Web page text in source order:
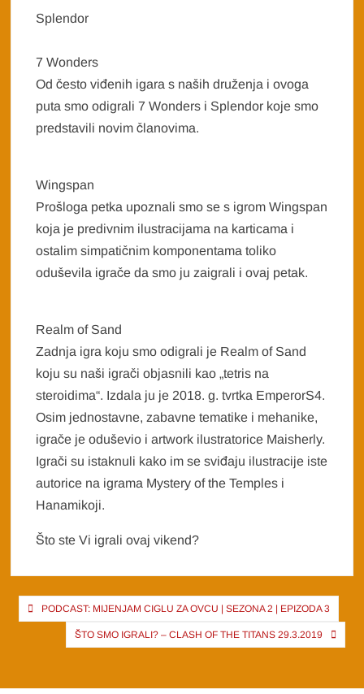
Splendor
7 Wonders
Od često viđenih igara s naših druženja i ovoga
puta smo odigrali 7 Wonders i Splendor koje smo
predstavili novim članovima.
Wingspan
Prošloga petka upoznali smo se s igrom Wingspan
koja je predivnim ilustracijama na karticama i
ostalim simpatičnim komponentama toliko
oduševila igrače da smo ju zaigrali i ovaj petak.
Realm of Sand
Zadnja igra koju smo odigrali je Realm of Sand
koju su naši igrači objasnili kao „tetris na
steroidima“. Izdala ju je 2018. g. tvrtka EmperorS4.
Osim jednostavne, zabavne tematike i mehanike,
igrače je oduševio i artwork ilustratorice Maisherly.
Igrači su istaknuli kako im se sviđaju ilustracije iste
autorice na igrama Mystery of the Temples i
Hanamikoji.
Što ste Vi igrali ovaj vikend?
Post
navigation
PODCAST: MIJENJAM CIGLU ZA OVCU | SEZONA 2 | EPIZODA 3
ŠTO SMO IGRALI? – CLASH OF THE TITANS 29.3.2019